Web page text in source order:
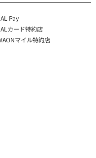
Pay
カード特約店
マイル特約店